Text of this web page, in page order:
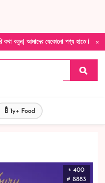
×
যেকোনো পণ্য হাতে নিয়ে দেখে টাকা
🍼 1y+ Food
৳ 400
# 8883